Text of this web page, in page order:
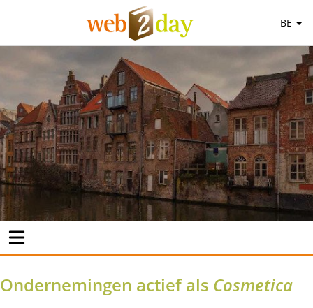
BE
Ondernemingen actief als Cosmetica